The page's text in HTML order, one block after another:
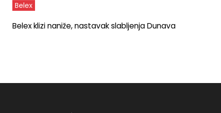
Belex
Belex klizi naniže, nastavak slabljenja Dunava